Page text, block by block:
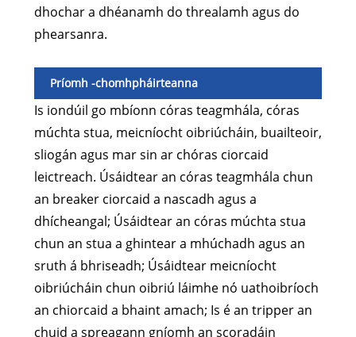
dhochar a dhéanamh do threalamh agus do
phearsanra.
Príomh -chomhpháirteanna
Is iondúil go mbíonn córas teagmhála, córas
múchta stua, meicníocht oibriúcháin, buailteoir,
sliogán agus mar sin ar chóras ciorcaid
leictreach. Úsáidtear an córas teagmhála chun
an breaker ciorcaid a nascadh agus a
dhícheangal; Úsáidtear an córas múchta stua
chun an stua a ghintear a mhúchadh agus an
sruth á bhriseadh; Úsáidtear meicníocht
oibriúcháin chun oibriú láimhe nó uathoibríoch
an chiorcaid a bhaint amach; Is é an tripper an
chuid a spreagann gníomh an scoradáin